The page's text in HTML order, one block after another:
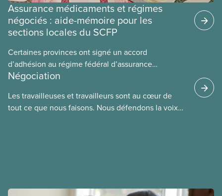
Assurance médicaments et régimes
négociés : aide-mémoire pour les
sections locales du SCFP
Certaines provinces ont signé un accord
d’adhésion au régime fédéral d’assurance
médicaments. Les sections locales du SCFP dans
régime pourrait avoir sur leurs avantages
sociaux actuels.
Négociation
Les travailleuses et travailleurs sont au cœur de
tout ce que nous faisons. Nous défendons la voix